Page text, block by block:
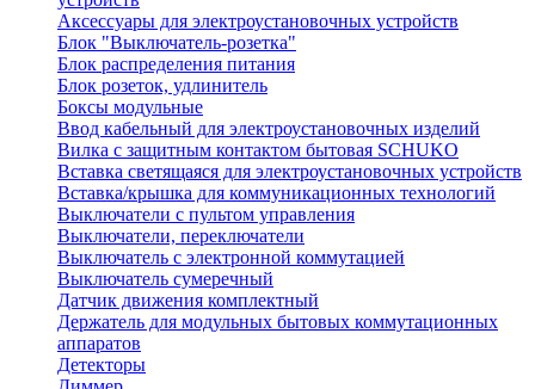
Аксессуары для электроустановочных устройств
Блок "Выключатель-розетка"
Блок распределения питания
Блок розеток, удлинитель
Боксы модульные
Ввод кабельный для электроустановочных изделий
Вилка с защитным контактом бытовая SCHUKO
Вставка светящаяся для электроустановочных устройств
Вставка/крышка для коммуникационных технологий
Выключатели с пультом управления
Выключатели, переключатели
Выключатель с электронной коммутацией
Выключатель сумеречный
Датчик движения комплектный
Держатель для модульных бытовых коммутационных
аппаратов
Детекторы